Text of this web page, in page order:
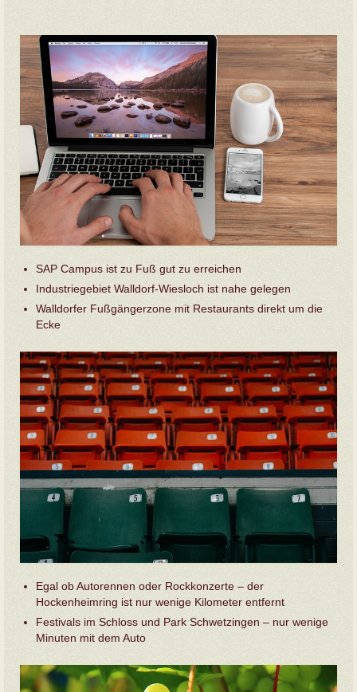
SAP Campus ist zu Fuß gut zu erreichen
Industriegebiet Walldorf-Wiesloch ist nahe gelegen
Walldorfer Fußgängerzone mit Restaurants direkt um die
Ecke
Egal ob Autorennen oder Rockkonzerte – der
Hockenheimring ist nur wenige Kilometer entfernt
Festivals im Schloss und Park Schwetzingen – nur wenige
Minuten mit dem Auto